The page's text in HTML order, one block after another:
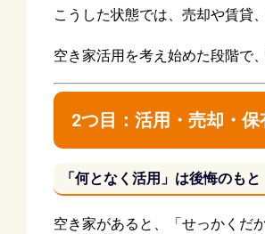
こうした状態では、売却や賃貸
空き家活用を考え始めた段階で
2つ目：活用・売却・
「何となく活用」は後悔のもと
空き家があると、「せっかくだ